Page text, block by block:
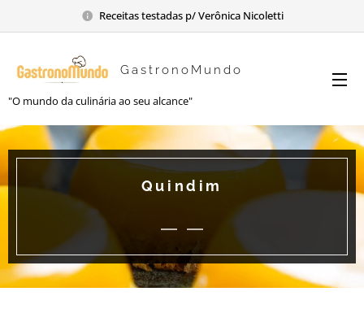
Receitas testadas p/ Verônica Nicoletti
GastronoMundo
"O mundo da culinária ao seu alcance"
Quindim